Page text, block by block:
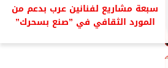
سبعة مشاريع لفنانين عرب بدعم من
المورد الثقافي في ”صنع بسحرك”